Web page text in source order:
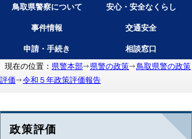
鳥取県警察について 安心・安全なくらし
事件情報 交通安全
申請・手続き
相談窓口
現在の位置： 県警本部 県警の政策
鳥取県警の政策
評価
令和５年政策評価報告
政策評価